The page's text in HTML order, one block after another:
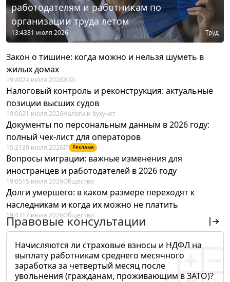
работодателям и работникам по
организации труда летом
13:4331 июля 2026 Труд
Закон о тишине: когда можно и нельзя шуметь в
жилых домах
19:4024 июля 2026ЖКХ
Налоговый контроль и реконструкция: актуальные
позиции высших судов
19:0621 июля 2026Налоги и бухучет
Документы по персональным данным в 2026 году:
полный чек-лист для операторов
15:21 30 июля 2026IT Реклама
Вопросы миграции: важные изменения для
иностранцев и работодателей в 2026 году
19:0515 июля 2026Общество
Долги умершего: в каком размере переходят к
наследникам и когда их можно не платить
19:4317 июля 2026Общество
Правовые консультации
Начисляются ли страховые взносы и НДФЛ на
выплату работникам среднего месячного
заработка за четвертый месяц после
увольнения (гражданам, проживающим в ЗАТО)?